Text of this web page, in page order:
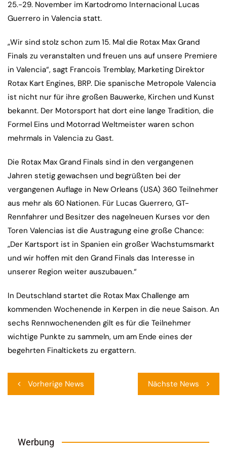
25.-29. November im Kartodromo Internacional Lucas
Guerrero in Valencia statt.
„Wir sind stolz schon zum 15. Mal die Rotax Max Grand
Finals zu veranstalten und freuen uns auf unsere Premiere
in Valencia“, sagt Francois Tremblay, Marketing Direktor
Rotax Kart Engines, BRP. Die spanische Metropole Valencia
ist nicht nur für ihre großen Bauwerke, Kirchen und Kunst
bekannt. Der Motorsport hat dort eine lange Tradition, die
Formel Eins und Motorrad Weltmeister waren schon
mehrmals in Valencia zu Gast.
Die Rotax Max Grand Finals sind in den vergangenen
Jahren stetig gewachsen und begrüßten bei der
vergangenen Auflage in New Orleans (USA) 360 Teilnehmer
aus mehr als 60 Nationen. Für Lucas Guerrero, GT-
Rennfahrer und Besitzer des nagelneuen Kurses vor den
Toren Valencias ist die Austragung eine große Chance:
„Der Kartsport ist in Spanien ein großer Wachstumsmarkt
und wir hoffen mit den Grand Finals das Interesse in
unserer Region weiter auszubauen.“
In Deutschland startet die Rotax Max Challenge am
kommenden Wochenende in Kerpen in die neue Saison. An
sechs Rennwochenenden gilt es für die Teilnehmer
wichtige Punkte zu sammeln, um am Ende eines der
begehrten Finaltickets zu ergattern.
Vorherige News Nächste News
Werbung